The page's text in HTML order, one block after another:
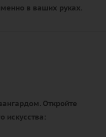
в ваших руках.
Откройте
искусства: